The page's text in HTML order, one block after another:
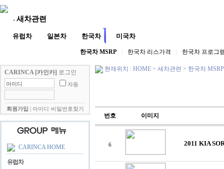
- 새차관련
유럽차 일본차 한국차 미국차
한국차 MSRP 한국차 리스가격 한국차 프로그
CARINCA [카인카] 로그인
자동
회원가입 아이디·비밀번호찾기
CARINCA HOME
유럽차
현재위치 : HOME > 새차관련 > 한국차 MSRP
번호 이미지
6 2011 KIA